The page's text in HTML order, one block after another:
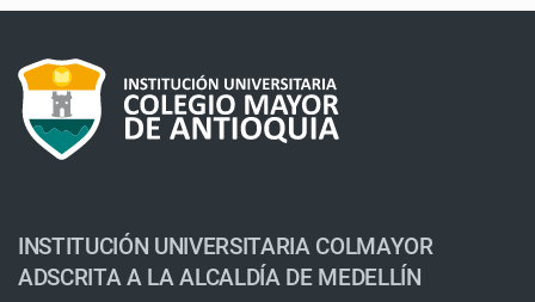
INSTITUCIÓN UNIVERSITARIA COLMAYOR
ADSCRITA A LA ALCALDÍA DE MEDELLÍN